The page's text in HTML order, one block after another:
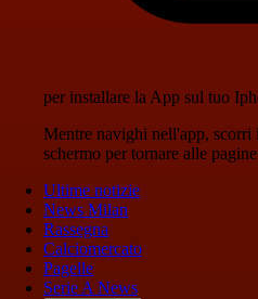
per installare la App sul tuo
Mentre navighi nell'app, scorri
schermo per tornare alle
Ultime notizie
News Milan
Rassegna
Calciomercato
Pagelle
Serie A News